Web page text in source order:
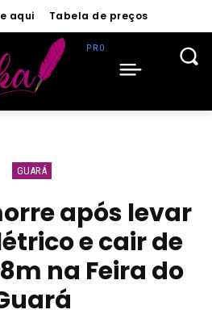
aqui Tabela de preços
GUARÁ
após levar
e cair de
na Feira do